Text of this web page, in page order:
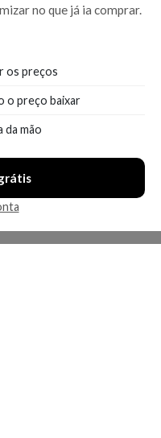
no que já ia comprar.
os preços
o preço baixar
da mão